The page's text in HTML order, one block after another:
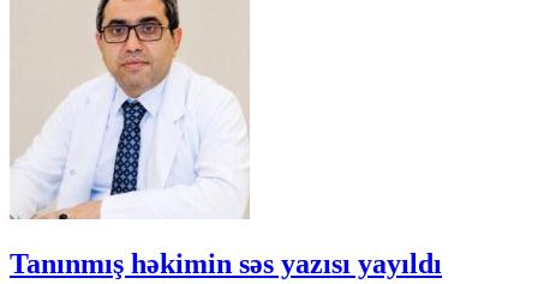
Tanınmış həkimin səs yazısı yayıldı